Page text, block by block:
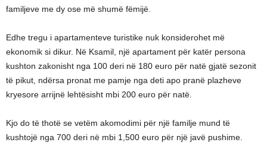
familjeve me dy ose më shumë fëmijë.
Edhe tregu i apartamenteve turistike nuk konsiderohet më
ekonomik si dikur. Në Ksamil, një apartament për katër persona
kushton zakonisht nga 100 deri në 180 euro për natë gjatë sezonit
të pikut, ndërsa pronat me pamje nga deti apo pranë plazheve
kryesore arrijnë lehtësisht mbi 200 euro për natë.
Kjo do të thotë se vetëm akomodimi për një familje mund të
kushtojë nga 700 deri në mbi 1,500 euro për një javë pushime.